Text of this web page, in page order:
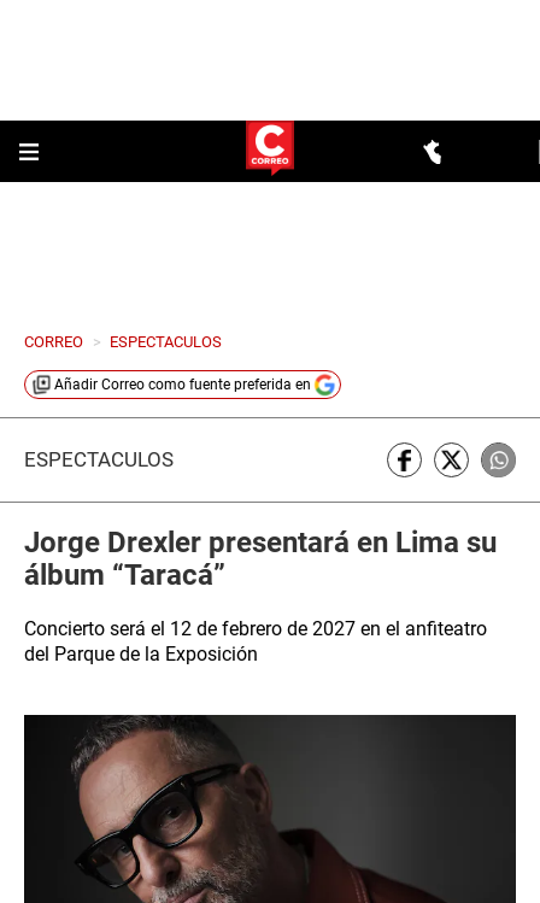
CORREO > ESPECTACULOS
Añadir Correo como fuente preferida en
ESPECTÁCULOS
Jorge Drexler presentará en Lima su
álbum “Taracá”
Concierto será el 12 de febrero de 2027 en el anfiteatro
del Parque de la Exposición